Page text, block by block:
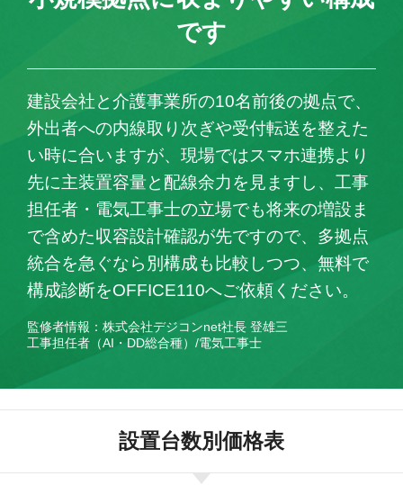
です
建設会社と介護事業所の10名前後の拠点で、
外出者への内線取り次ぎや受付転送を整えた
い時に合いますが、現場ではスマホ連携より
先に主装置容量と配線余力を見ますし、工事
担任者・電気工事士の立場でも将来の増設ま
で含めた収容設計確認が先ですので、多拠点
統合を急ぐなら別構成も比較しつつ、無料で
構成診断をOFFICE110へご依頼ください。
監修者情報：株式会社デジコンnet社長 登雄三
工事担任者（AI・DD総合種）/電気工事士
設置台数別価格表